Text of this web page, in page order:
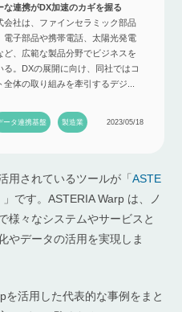
な連携がDX加速のカギを握る
会社は、ファインセラミック部品
電子部品や携帯電話、太陽光発電
ど、広範な製品分野でビジネスを
る。DXの展開に向け、同社ではコ
全体の取り組みを牽引するデジ...
ータ連携基盤 製造業 2023/05/18
用されているツールが「ASTE
」です。ASTERIA Warp は、ノ
様々なシステムやサービスと
やデータの活⽤を実現しま
を活用した代表的な事例をまと